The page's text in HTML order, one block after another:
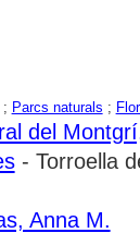
; Parcs naturals ;
del
- Torroella
Anna M.